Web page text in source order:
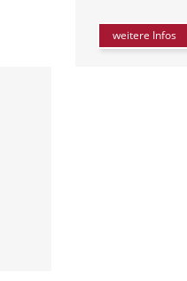
weitere Infos